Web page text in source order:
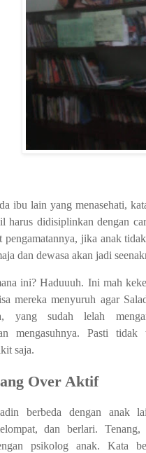
ibu lain yang menasehati,
harus didisiplinkan dengan
jika anak
dan dewasa akan jadi
ini? Haduuuh. Ini mah
mereka menyuruh agar
yang sudah lelah
mengasuhnya. Pasti tidak
saja.
Over Aktif
berbeda dengan anak
dan berlari.
psikolog anak. Kata